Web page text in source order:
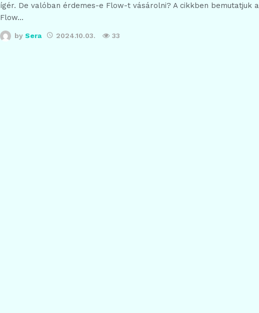
ígér. De valóban érdemes-e Flow-t vásárolni? A cikkben bemutatjuk a
Flow…
by Sera 2024.10.03. 33